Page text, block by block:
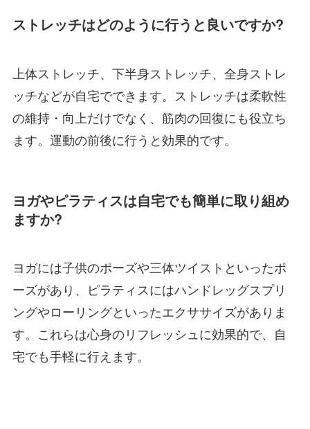
ストレッチはどのように行うと良いですか?
上体ストレッチ、下半身ストレッチ、全身ストレ
ッチなどが自宅でできます。ストレッチは柔軟性
の維持・向上だけでなく、筋肉の回復にも役立ち
ます。運動の前後に行うと効果的です。
ヨガやピラティスは自宅でも簡単に取り組め
ますか?
ヨガには子供のポーズや三体ツイストといったポ
ーズがあり、ピラティスにはハンドレッグスプリ
ングやローリングといったエクササイズがありま
す。これらは心身のリフレッシュに効果的で、自
宅でも手軽に行えます。